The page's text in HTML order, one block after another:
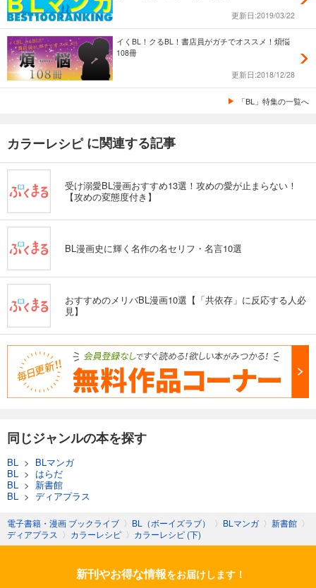
更新日:2019/03/22
イくBL！クるBL！書店員がガチでオススメ！煩悩
108冊
更新日:2018/12/28
「BL」特集の一覧へ
カラーレシピ に関連する記事
受け溺愛BL漫画おすすめ13選！攻めの愛が止まらない！
【攻めの変態度付き】
BL漫画史に輝く名作の名セリフ・名言10選
おすすめのメリバBL漫画10選【「共依存」に反応する人必
見】
同じジャンルの本を探す
BL > BLマンガ
BL > はらだ
BL > 新書館
BL > ディアプラス
電子書籍・漫画 ブックライブ 〉 BL（ボーイズラブ） 〉 BLマンガ 〉 新書館 〉
ディアプラス 〉 カラーレシピ 〉 カラーレシピ (下)
新刊やお得な情報をお届けします！